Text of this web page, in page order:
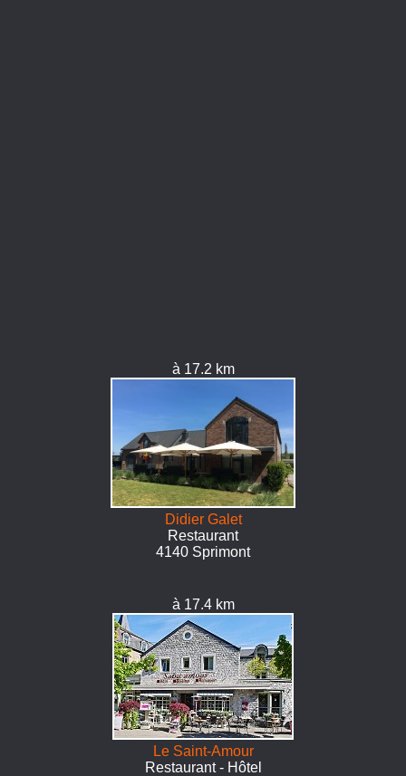
à 17.2 km
Didier Galet
Restaurant
4140 Sprimont
à 17.4 km
Le Saint-Amour
Restaurant - Hôtel